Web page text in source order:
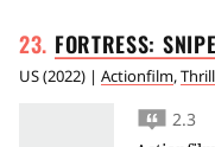
(MK)
FORTRESS:
US(2022) | Actionfilm,
2.3